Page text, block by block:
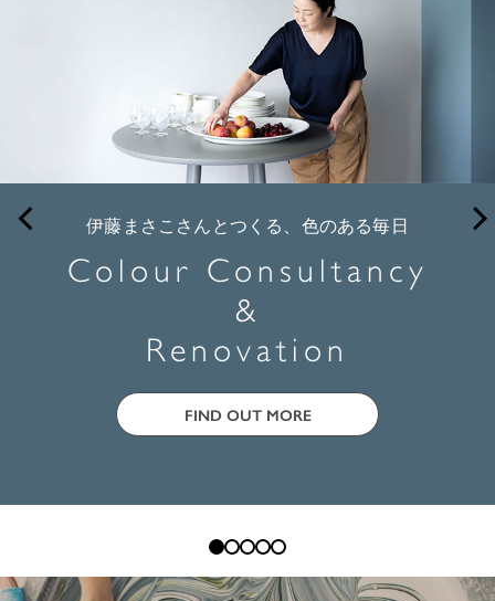
伊藤まさこさんとつくる、色のある毎日
Colour Consultancy
&
Renovation
FIND OUT MORE